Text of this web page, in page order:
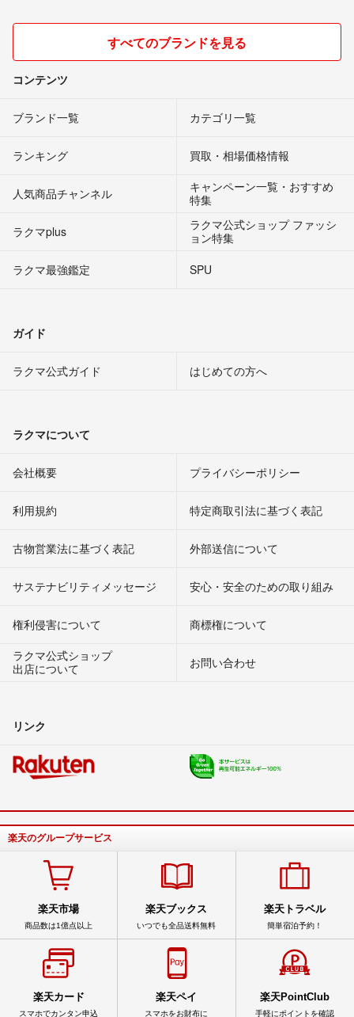
すべてのブランドを見る
コンテンツ
ブランド一覧 カテゴリ一覧
ランキング 買取・相場価格情報
人気商品チャンネル
キャンペーン一覧・おすすめ
特集
ラクマplus
ラクマ公式ショップ ファッシ
ョン特集
ラクマ最強鑑定
SPU
ガイド
ラクマ公式ガイド はじめての方へ
ラクマについて
会社概要 プライバシーポリシー
利用規約 特定商取引法に基づく表記
古物営業法に基づく表記 外部送信について
サステナビリティメッセージ 安心・安全のための取り組み
権利侵害について
商標権について
ラクマ公式ショップ
出店について
お問い合わせ
リンク
楽天のグループサービス
楽天市場
商品数は1億点以上
楽天ブックス
いつでも全品送料無料
楽天トラベル
簡単宿泊予約！
楽天カード
スマホでカンタン申込
楽天ペイ
スマホをお財布に
楽天PointClub
手軽にポイントを確認